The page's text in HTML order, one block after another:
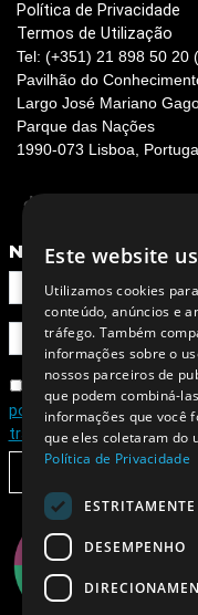
Política de Privacidade
Termos de Utilização
Tel: (+351) 21 898 50 20
Pavilhão do
Largo José Mariano
Parque das Nações
1990-073 Lisboa,
NEWSLETTER
Concordo com a
política de privacidade e
tratamento de dados
Este website
Utilizamos cookies
conteúdo, anúncios e
tráfego. Também
informações sobre o
nossos parceiros de
que podem combiná-
informações que você
que eles coletaram do
Política de Privacidade
DESEMPENHO